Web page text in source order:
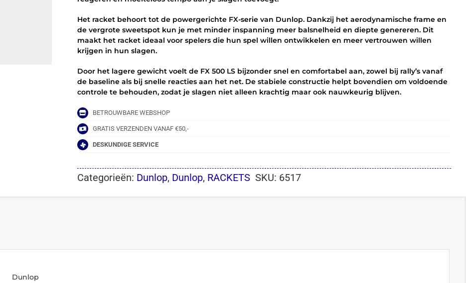
ZWART/PAARS/BLAUW
aantal
Het racket behoort tot de powergerichte FX-serie van Dunlop. Dankzij het aerodynamische frame en
de vergrote sweetspot kun je met minder inspanning meer balsnelheid en diepte genereren. Dit
maakt het racket ideaal voor spelers die hun spel willen ontwikkelen en meer vertrouwen willen
krijgen in hun slagen.
Door het lagere gewicht voelt de FX 500 LS bijzonder snel en comfortabel aan, zowel bij rally’s vanaf
de baseline als bij snelle reacties aan het net. De stabiele constructie helpt bovendien om voldoende
controle te behouden, zodat je slagen niet alleen krachtig maar ook nauwkeurig blijven.
BETROUWBARE WEBSHOP
GRATIS VERZENDEN VANAF €50,-
DESKUNDIGE SERVICE
Categorieën: Dunlop, Dunlop, RACKETS SKU: 6517
Dunlop